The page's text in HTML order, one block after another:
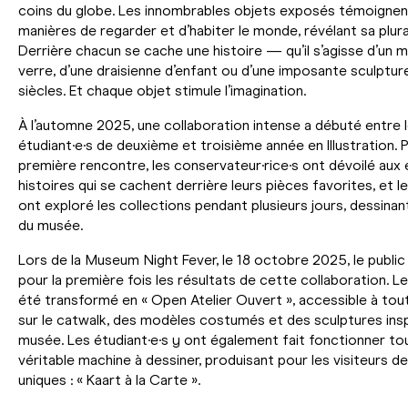
coins du globe. Les innombrables objets exposés
manières de regarder et d’habiter le monde, révélant sa
Derrière chacun se cache une histoire — qu’il s’agisse d’un
verre, d’une draisienne d’enfant ou d’une imposante
siècles. Et chaque objet stimule l’imagination.
À l’automne 2025, une collaboration intense a débuté entre
étudiant·e·s de deuxième et troisième année en Illustration.
première rencontre, les conservateur·rice·s ont dévoilé aux
histoires qui se cachent derrière leurs pièces favorites, et
ont exploré les collections pendant plusieurs jours,
du musée.
Lors de la Museum Night Fever, le 18 octobre 2025, le
pour la première fois les résultats de cette collaboration.
été transformé en « Open Atelier Ouvert », accessible à
sur le catwalk, des modèles costumés et des sculptures
musée. Les étudiant·e·s y ont également fait fonctionner
véritable machine à dessiner, produisant pour les visiteurs
uniques : « Kaart à la Carte ».